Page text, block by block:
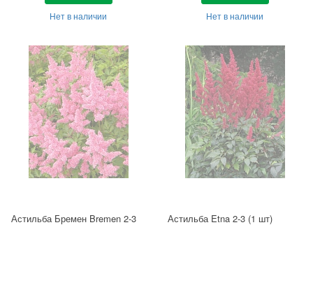
Нет в наличии
Нет в наличии
Астильба Бремен Bremen 2-3 Астильба Etna 2-3 (1 шт)